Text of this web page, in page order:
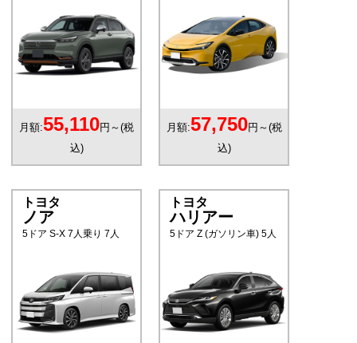
月額:55,110円～(税
込)
月額:57,750円～(税
込)
トヨタ
ノア
5ドア S-X 7人乗り 7人
トヨタ
ハリアー
5ドア Z (ガソリン車) 5人